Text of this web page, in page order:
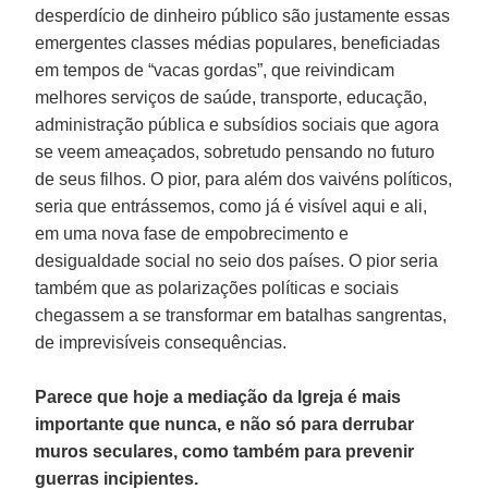
desperdício de dinheiro público são justamente essas
emergentes classes médias populares, beneficiadas
em tempos de “vacas gordas”, que reivindicam
melhores serviços de saúde, transporte, educação,
administração pública e subsídios sociais que agora
se veem ameaçados, sobretudo pensando no futuro
de seus filhos. O pior, para além dos vaivéns políticos,
seria que entrássemos, como já é visível aqui e ali,
em uma nova fase de empobrecimento e
desigualdade social no seio dos países. O pior seria
também que as polarizações políticas e sociais
chegassem a se transformar em batalhas sangrentas,
de imprevisíveis consequências.
Parece que hoje a mediação da Igreja é mais
importante que nunca, e não só para derrubar
muros seculares, como também para prevenir
guerras incipientes.